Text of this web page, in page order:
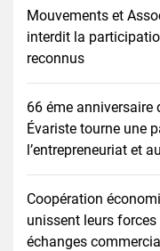
Mouvements et
interdit la
reconnus
66 éme anniversaire
Évariste tourne une
l’entrepreneuriat et
Coopération
unissent leurs
échanges